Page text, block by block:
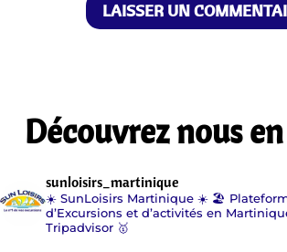
LAISSER UN
Découvrez nous
sunloisirs_martinique
☀️ SunLoisirs Martinique ☀️ 🏖️
d’Excursions et d’activités en
Tripadvisor 🥇